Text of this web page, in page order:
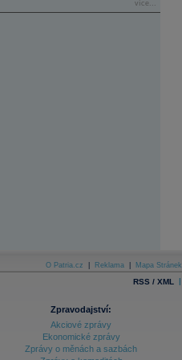
více...
O Patria.cz Reklama Mapa Stránek
RSS / XML |
Zpravodajství:
Akciové zprávy
Ekonomické zprávy
Zprávy o měnách a sazbách